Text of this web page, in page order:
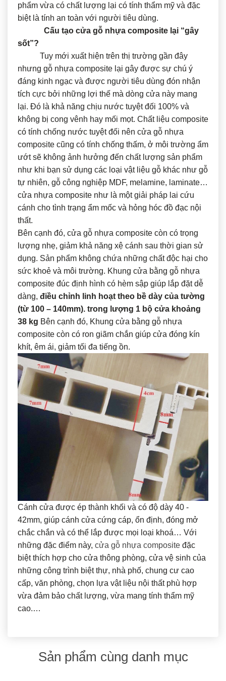
phẩm vừa có chất lượng lại có tính thẩm mỹ và đặc
biệt là tính an toàn với người tiêu dùng.
Cấu tạo cửa gỗ nhựa composite lại “gây
sốt”?
Tuy mới xuất hiện trên thị trường gần đây
nhưng gỗ nhựa composite lại gây được sự chú ý
đáng kinh ngạc và được người tiêu dùng đón nhận
tích cực bởi những lợi thế mà dòng cửa này mang
lại. Đó là khả năng chịu nước tuyệt đối 100% và
không bị cong vênh hay mối mọt. Chất liệu composite
có tính chống nước tuyệt đối nên cửa gỗ nhựa
composite cũng có tính chống thấm, ở môi trường ẩm
ướt sẽ không ảnh hưởng đến chất lượng sản phẩm
như khi bạn sử dụng các loại vật liệu gỗ khác như gỗ
tự nhiên, gỗ công nghiệp MDF, melamine, laminate…
cửa nhựa composite như là một giải pháp lai cứu
cánh cho tình trạng ẩm mốc và hỏng hóc đồ đạc nội
thất.
Bên cạnh đó, cửa gỗ nhựa composite còn có trọng
lượng nhẹ, giảm khả năng xệ cánh sau thời gian sử
dụng. Sản phẩm không chứa những chất độc hại cho
sức khoẻ và môi trường. Khung cửa bằng gỗ nhựa
composite đúc định hình có hèm sập giúp lắp đặt dễ
dàng, điều chỉnh linh hoạt theo bề dày của tường
(từ 100 – 140mm). trong lượng 1 bộ cửa khoảng
38 kg Bên cạnh đó, Khung cửa bằng gỗ nhựa
composite còn có ron giãm chắn giúp cửa đóng kín
khít, êm ái, giảm tối đa tiếng ồn.
Cánh cửa được ép thành khối và có độ dày 40 -
42mm, giúp cánh cửa cứng cáp, ổn định, đóng mở
chắc chắn và có thể lắp được mọi loại khoá… Với
những đặc điểm này, cửa gỗ nhựa composite đặc
biệt thích hợp cho cửa thông phòng, cửa vệ sinh của
những công trình biệt thự, nhà phố, chung cư cao
cấp, văn phòng, chọn lựa vật liệu nội thất phù hợp
vừa đảm bảo chất lượng, vừa mang tính thẩm mỹ
cao.…
Sản phẩm cùng danh mục